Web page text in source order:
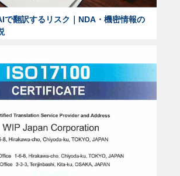
で翻訳するリスク｜NDA・機密情報の